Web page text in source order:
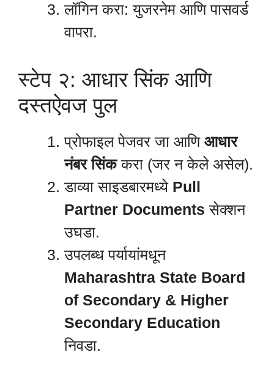
लॉगिन करा: युजरनेम आणि पासवर्ड
वापरा.
स्टेप २: आधार सिंक आणि
दस्तऐवज पुल
प्रोफाइल पेजवर जा आणि आधार
नंबर सिंककरा (जर न केले असेल).
डाव्या साइडबारमध्ये Pull
Partner Documents सेक्शन
उघडा.
उपलब्ध पर्यायांमधून
Maharashtra State Board
of Secondary & Higher
Secondary Education
निवडा.